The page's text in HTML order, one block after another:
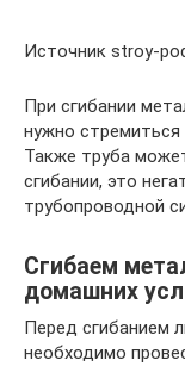
Источник stroy-
При сгибании
нужно
Также труба
сгибании, это
трубопроводной
Сгибаем
домашних
Перед сгибанием
необходимо